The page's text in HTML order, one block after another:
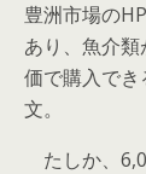
豊洲市場の
あり、魚介
価で購入で
文。
たしか、